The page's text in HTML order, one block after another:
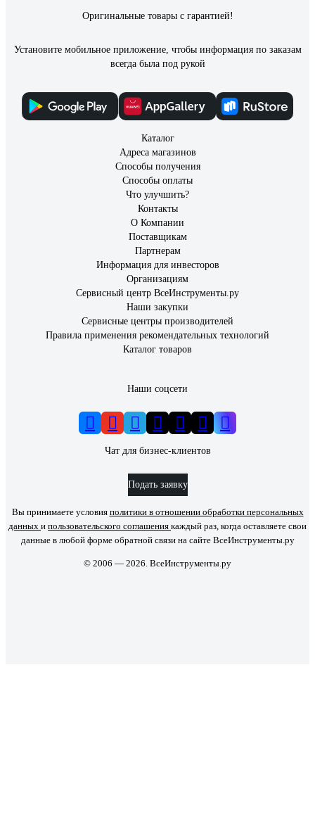
Оригинальные товары с гарантией!
Установите мобильное приложение, чтобы информация по заказам
всегда была под рукой
Каталог
Адреса магазинов
Способы получения
Способы оплаты
Что улучшить?
Контакты
О Компании
Поставщикам
Партнерам
Информация для инвесторов
Организациям
Сервисный центр ВсеИнструменты.ру
Наши закупки
Сервисные центры производителей
Правила применения рекомендательных технологий
Каталог товаров
Наши соцсети
Чат для бизнес-клиентов
Подать заявку
Вы принимаете условия политики в отношении обработки персональных
данных и пользовательского соглашения каждый раз, когда оставляете свои
данные в любой форме обратной связи на сайте ВсеИнструменты.ру
© 2006 — 2026. ВсеИнструменты.ру